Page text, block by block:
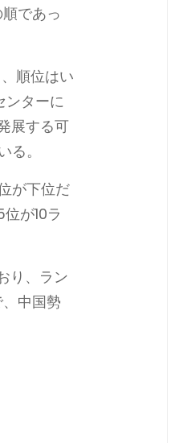
であっ
順位はい
ンターに
展する可
。
が下位だ
が10ラ
り、ラン
中国勢